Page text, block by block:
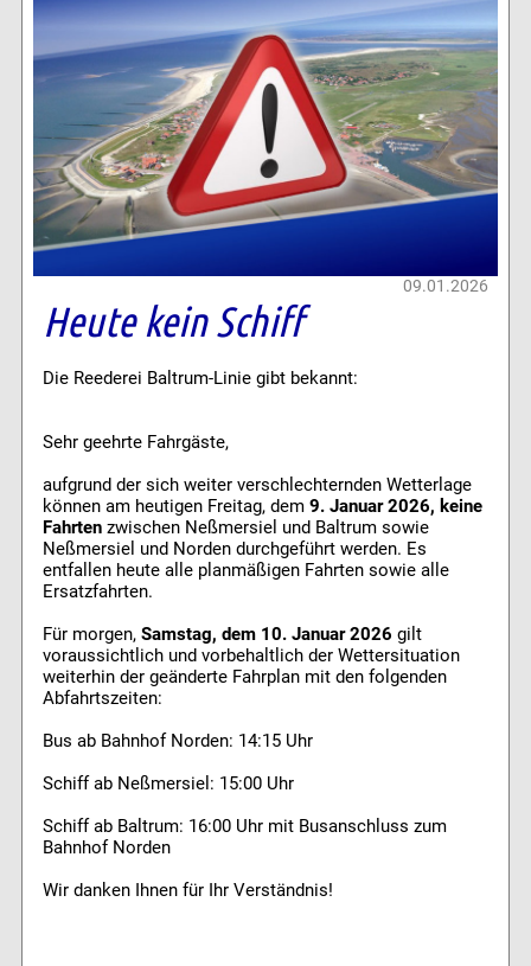
09.01.2026
Heute kein Schiff
Die Reederei Baltrum-Linie gibt bekannt:
Sehr geehrte Fahrgäste,
aufgrund der sich weiter verschlechternden Wetterlage
können am heutigen Freitag, dem 9. Januar 2026, keine
Fahrtenzwischen Neßmersiel und Baltrum sowie
Neßmersiel und Norden durchgeführt werden. Es
entfallen heute alle planmäßigen Fahrten sowie alle
Ersatzfahrten.
Für morgen, Samstag, dem 10. Januar 2026 gilt
voraussichtlich und vorbehaltlich der Wettersituation
weiterhin der geänderte Fahrplan mit den folgenden
Abfahrtszeiten:
Bus ab Bahnhof Norden: 14:15 Uhr
Schiff ab Neßmersiel: 15:00 Uhr
Schiff ab Baltrum: 16:00 Uhr mit Busanschluss zum
Bahnhof Norden
Wir danken Ihnen für Ihr Verständnis!